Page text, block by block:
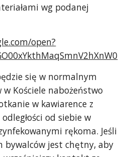
wg podanej
open?
się w normalnym
Kościele nabożeństwo
w kawiarence z
od siebie w
rękoma. Jeśli
bywalców jest chętny, aby